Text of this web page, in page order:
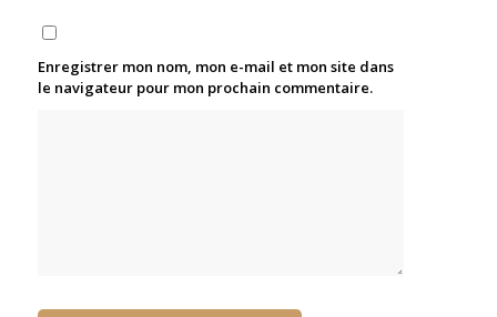
Enregistrer mon nom, mon e-mail et mon site dans
le navigateur pour mon prochain commentaire.